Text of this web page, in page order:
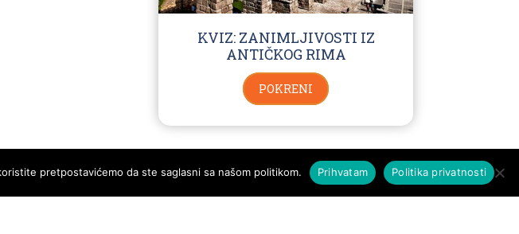
KVIZ: ZANIMLJIVOSTI IZ
ANTIČKOG RIMA
POKRENI
pretpostavićemo da ste saglasni sa našom politikom. Prihvatam Politika privatnosti